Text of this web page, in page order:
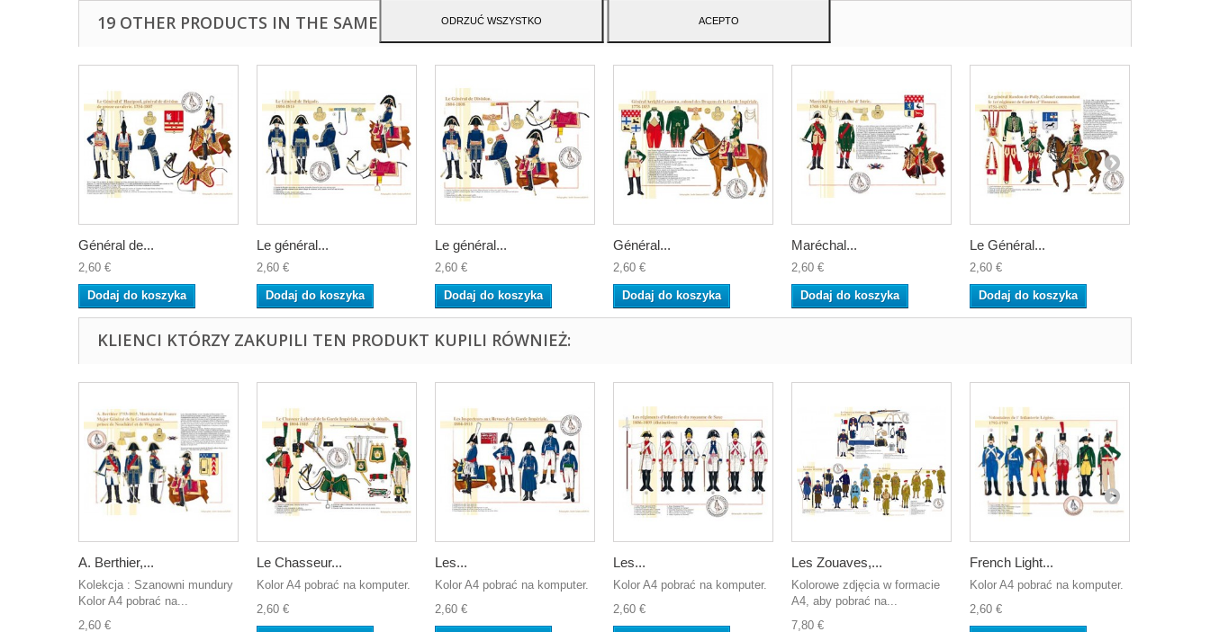
19 OTHER PRODUCTS IN THE SAME CATEGORY:
Général de...
2,60 €
Dodaj do koszyka
Le général...
2,60 €
Dodaj do koszyka
Le général...
2,60 €
Dodaj do koszyka
Général...
2,60 €
Dodaj do koszyka
Maréchal...
2,60 €
Dodaj do koszyka
Le Général...
2,60 €
Dodaj do koszyka
KLIENCI KTÓRZY ZAKUPILI TEN PRODUKT KUPILI RÓWNIEŻ:
A. Berthier,...
Kolekcja : Szanowni mundury
Kolor A4 pobrać na...
2,60 €
Le Chasseur...
Kolor A4 pobrać na komputer.
2,60 €
Les...
Kolor A4 pobrać na komputer.
2,60 €
Les...
Kolor A4 pobrać na komputer.
2,60 €
Les Zouaves,...
Kolorowe zdjęcia w formacie
A4, aby pobrać na...
7,80 €
French Light...
Kolor A4 pobrać na komputer.
2,60 €
ODRZUĆ WSZYSTKO ACEPTO